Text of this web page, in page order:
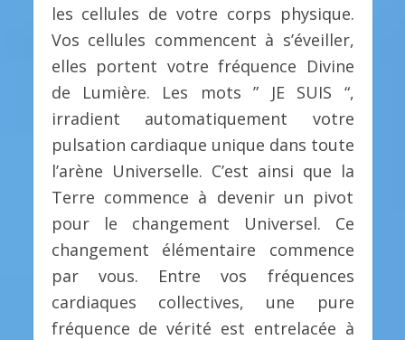
les cellules de votre corps physique.
Vos cellules commencent à s’éveiller,
elles portent votre fréquence Divine
de Lumière. Les mots ” JE SUIS “,
irradient automatiquement votre
pulsation cardiaque unique dans toute
l’arène Universelle. C’est ainsi que la
Terre commence à devenir un pivot
pour le changement Universel. Ce
changement élémentaire commence
par vous. Entre vos fréquences
cardiaques collectives, une pure
fréquence de vérité est entrelacée à